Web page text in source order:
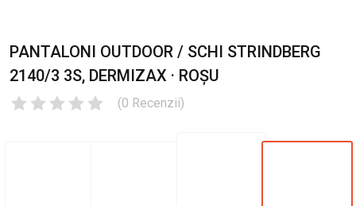
PANTALONI OUTDOOR / SCHI STRINDBERG
2140/3 3S, DERMIZAX · ROȘU
(0 Recenzii)